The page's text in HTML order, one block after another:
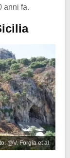
anni fa.
@V. Forgia et al.